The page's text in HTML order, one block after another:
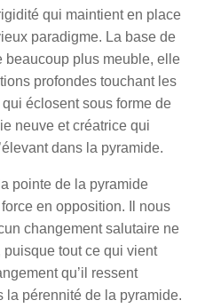
qui maintient en place
paradigme. La base de
beaucoup plus meuble, elle
profondes touchant les
éclosent sous forme de
neuve et créatrice qui
dans la pyramide.
pointe de la pyramide
en opposition. Il nous
changement salutaire ne
puisque tout ce qui vient
qu’il ressent
la pérennité de la pyramide.